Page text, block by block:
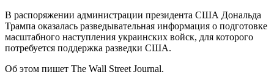
В распоряжении администрации президента США Дональда
Трампа оказалась разведывательная информация о подготовке
масштабного наступления украинских войск, для которого
потребуется поддержка разведки США.
Об этом пишет The Wall Street Journal.